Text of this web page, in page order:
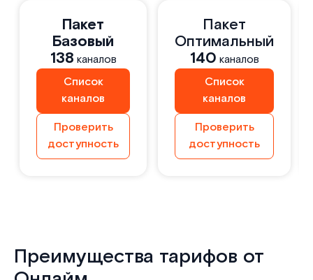
Пакет
Базовый
138 каналов
Список
каналов
Проверить
доступность
Пакет
Оптимальный
140 каналов
Список
каналов
Проверить
доступность
Преимущества тарифов от